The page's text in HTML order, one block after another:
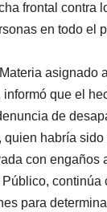
frontal contra
en todo el
asignado
informó que el
de
quien habría
con engaños
continúa
para